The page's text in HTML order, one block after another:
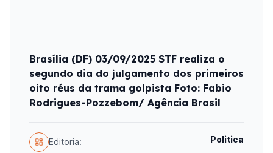
Brasília (DF) 03/09/2025 STF realiza o
segundo dia do julgamento dos primeiros
oito réus da trama golpista Foto: Fabio
Rodrigues-Pozzebom/ Agência Brasil
Editoria: Politica